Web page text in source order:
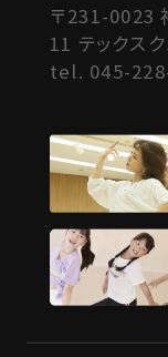
〒231-0023
11 テックス
tel. 045-